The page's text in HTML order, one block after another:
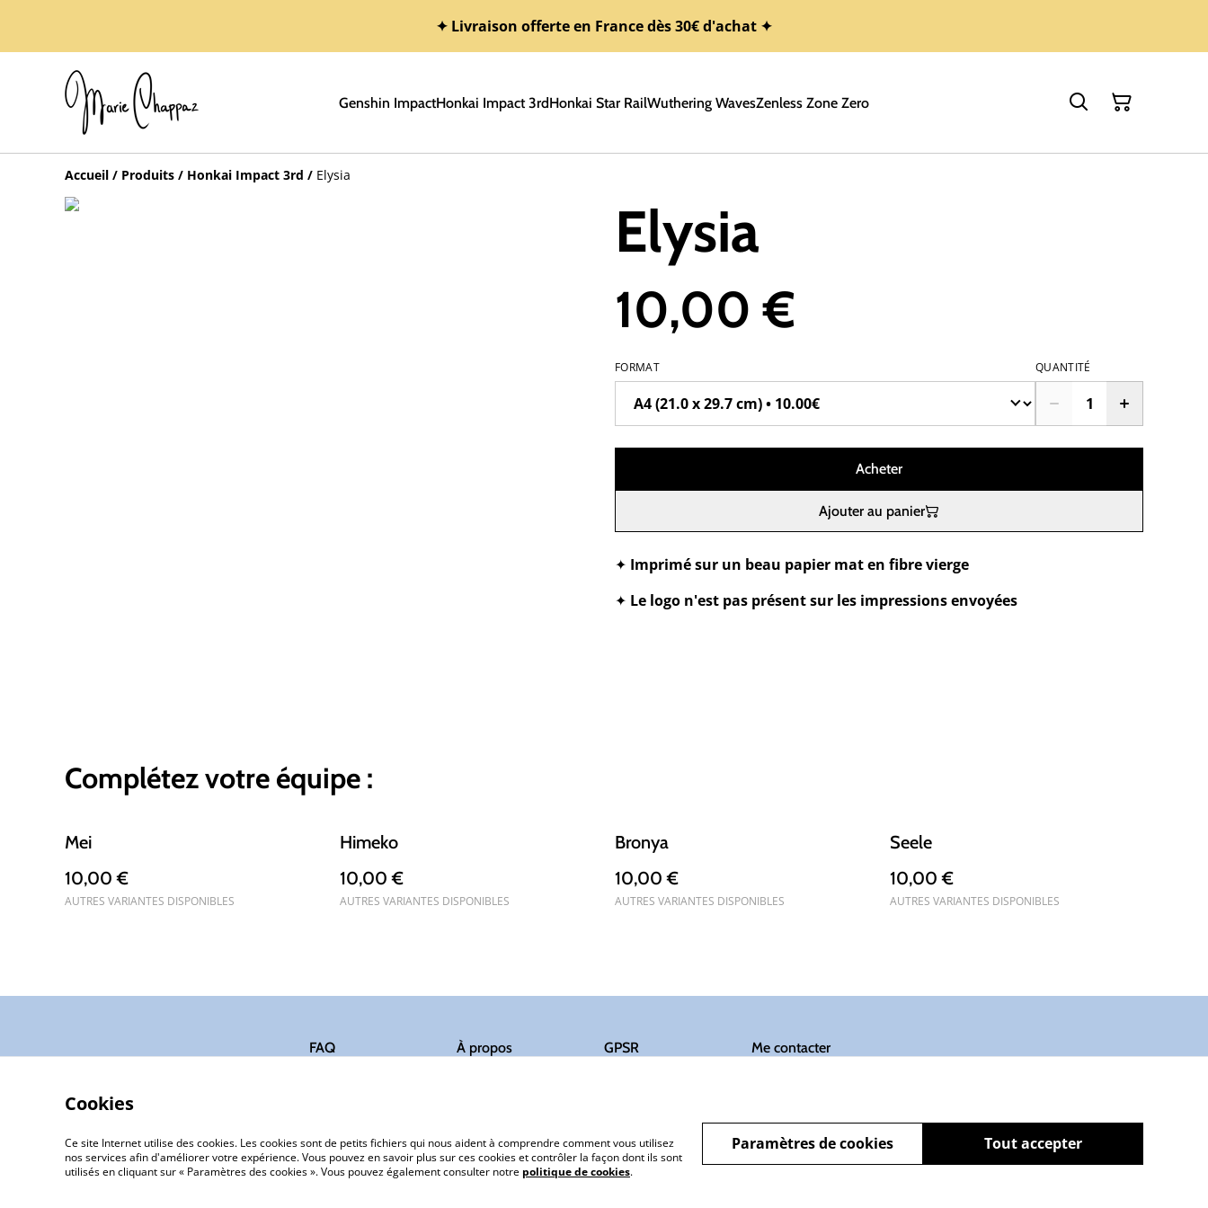
✦ Livraison offerte en France dès 30€ d'achat ✦
Genshin ImpactHonkai Impact 3rdHonkai Star RailWuthering WavesZenless Zone Zero
Accueil / Produits / Honkai Impact 3rd / Elysia
Elysia
10,00 €
FORMAT QUANTITÉ
Acheter
Ajouter au panier
✦ Imprimé sur un beau papier mat en fibre vierge
✦ Le logo n'est pas présent sur les impressions envoyées
Complétez votre équipe :
Mei
10,00 €
AUTRES VARIANTES DISPONIBLES
Himeko
10,00 €
AUTRES VARIANTES DISPONIBLES
Bronya
10,00 €
AUTRES VARIANTES DISPONIBLES
Seele
10,00 €
AUTRES VARIANTES DISPONIBLES
FAQ À propos GPSR Me contacter
©2026 Marie Chappaz
Cookies
Ce site Internet utilise des cookies. Les cookies sont de petits fichiers qui nous aident à comprendre comment vous utilisez
nos services afin d'améliorer votre expérience. Vous pouvez en savoir plus sur ces cookies et contrôler la façon dont ils sont
utilisés en cliquant sur « Paramètres des cookies ». Vous pouvez également consulter notre politique de cookies.
Tout accepter
Paramètres de cookies